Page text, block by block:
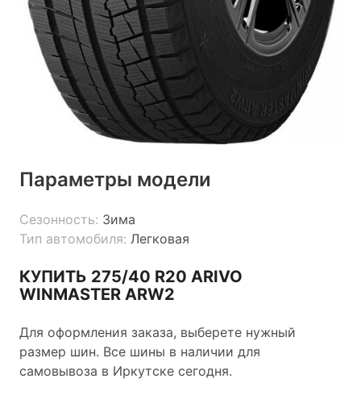
Параметры модели
Сезонность: Зима
Тип автомобиля: Легковая
КУПИТЬ 275/40 R20 ARIVO
WINMASTER ARW2
Для оформления заказа, выберете нужный
размер шин. Все шины в наличии для
самовывоза в Иркутске сегодня.